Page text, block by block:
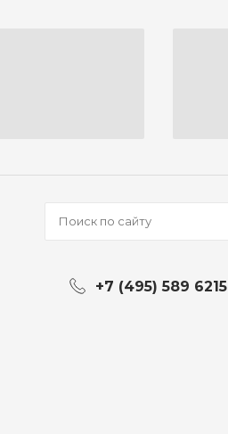
+7 (495) 589 6215